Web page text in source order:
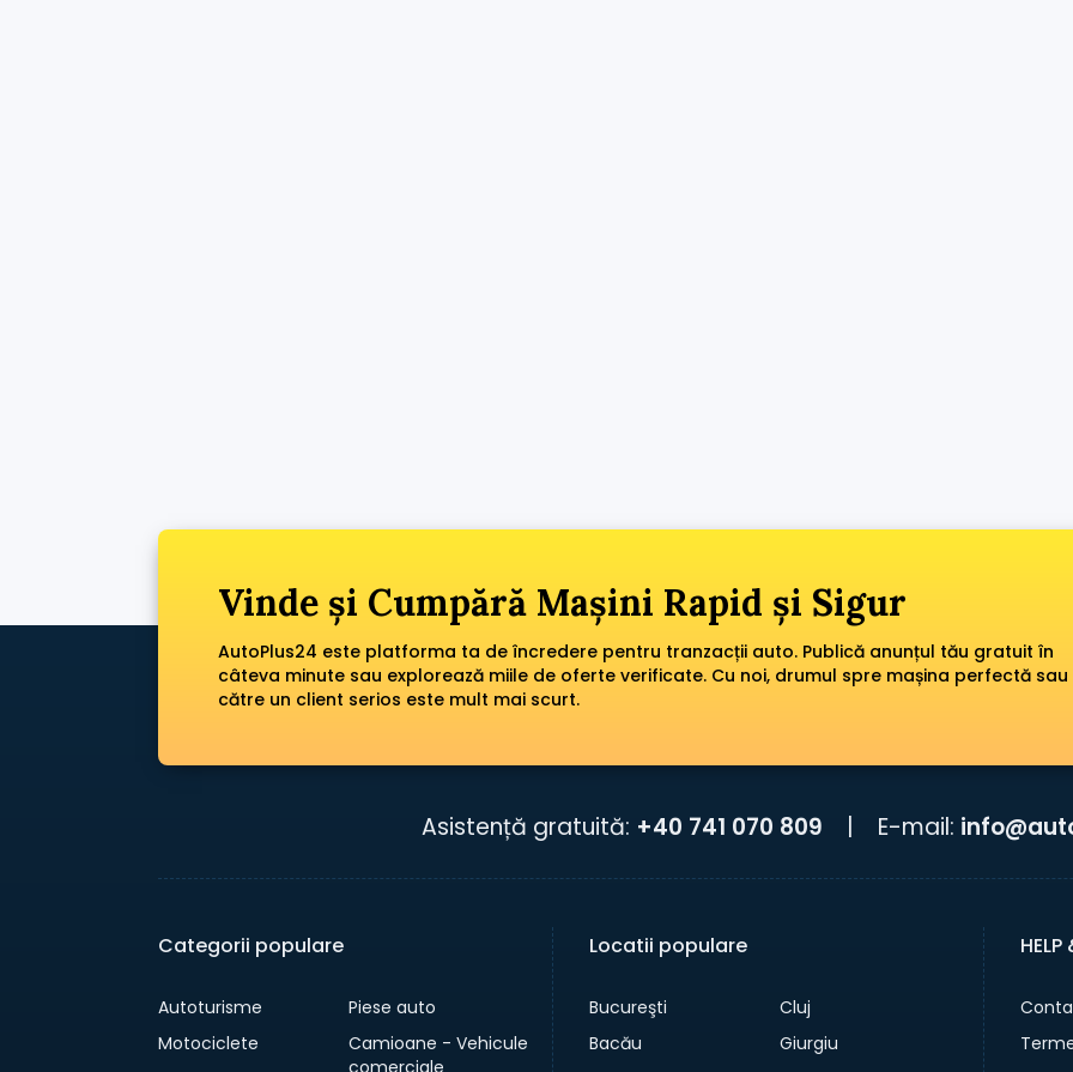
Vinde și Cumpără Mașini Rapid și Sigur
AutoPlus24 este platforma ta de încredere pentru tranzacții auto. Publică anunțul tău gratuit în
câteva minute sau explorează miile de oferte verificate. Cu noi, drumul spre mașina perfectă sau
către un client serios este mult mai scurt.
Asistență gratuită: +40 741 070 809 E-mail:
Categorii populare
Autoturisme
Piese auto
Motociclete
Camioane - Vehicule
comerciale
Locatii populare
Bucureşti
Cluj
Bacău
Giurgiu
HELP